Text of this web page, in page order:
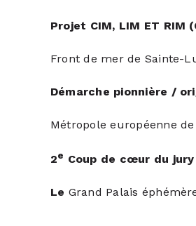
Projet CIM, LIM ET
Front de mer de Sainte-
Démarche pionnière /
Métropole européenne
2e Coup de cœur du jury
Le Grand Palais